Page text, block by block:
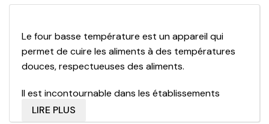
Le four basse température est un appareil qui
permet de cuire les aliments à des températures
douces, respectueuses des aliments.
Il est incontournable dans les établissements
gastronomiques
LIRE PLUS